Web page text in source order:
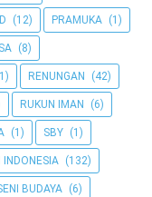
(12) PRAMUKA (1)
(8)
RENUNGAN (42)
RUKUN IMAN (6)
(1) SBY (1)
INDONESIA (132)
BUDAYA (6)